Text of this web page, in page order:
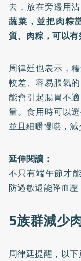
去，放在旁邊用
蔬菜，並把肉粽
質、肉粽，可以有
周律廷也表示，
較差、容易脹氣
能會引起腸胃不
量。食用時可以
並且細嚼慢嚥，減
延伸閱讀：
不只有端午節才
防過敏還能降血壓
5族群減少
周律廷提醒，以